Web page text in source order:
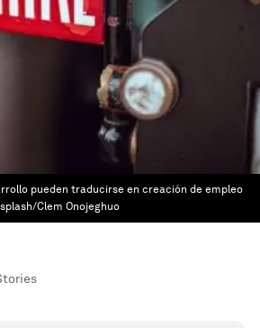
pueden traducirse en creación de empleo
Clem Onojeghuo